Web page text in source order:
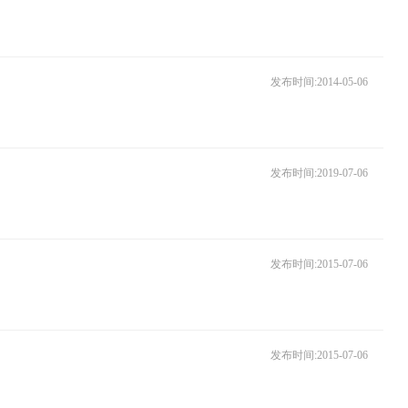
发布时间:2014-05-06
发布时间:2019-07-06
发布时间:2015-07-06
发布时间:2015-07-06